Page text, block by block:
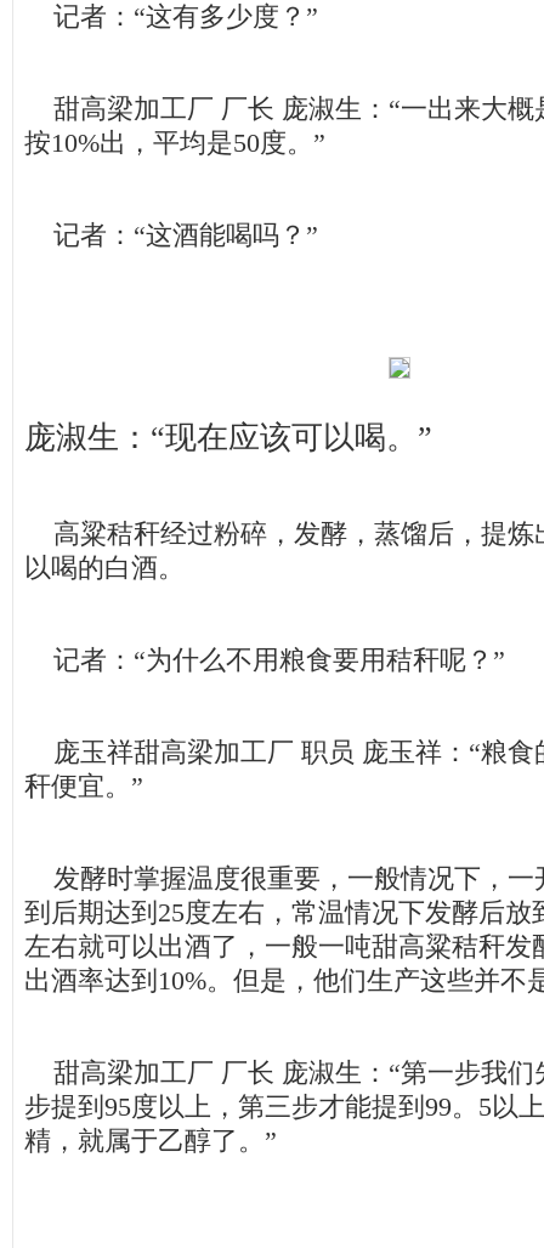
记者：“这有多少度？”
甜高梁加工厂 厂长 庞淑生：“一出来大概
按10%出，平均是50度。”
记者：“这酒能喝吗？”
庞淑生：“现在应该可以喝。”
高粱秸秆经过粉碎，发酵，蒸馏后，提炼
以喝的白酒。
记者：“为什么不用粮食要用秸秆呢？”
庞玉祥甜高梁加工厂 职员 庞玉祥：“粮食
秆便宜。”
发酵时掌握温度很重要，一般情况下，一
到后期达到25度左右，常温情况下发酵后放
左右就可以出酒了，一般一吨甜高粱秸秆发
出酒率达到10%。但是，他们生产这些并不
甜高梁加工厂 厂长 庞淑生：“第一步我们
步提到95度以上，第三步才能提到99。5以
精，就属于乙醇了。”